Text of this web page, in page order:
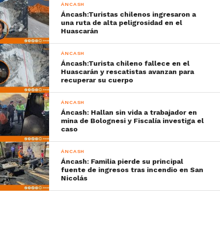
ÁNCASH
Áncash:Turistas chilenos ingresaron a
una ruta de alta peligrosidad en el
Huascarán
ÁNCASH
Áncash:Turista chileno fallece en el
Huascarán y rescatistas avanzan para
recuperar su cuerpo
ÁNCASH
Áncash: Hallan sin vida a trabajador en
mina de Bolognesi y Fiscalía investiga el
caso
ÁNCASH
Áncash: Familia pierde su principal
fuente de ingresos tras incendio en San
Nicolás